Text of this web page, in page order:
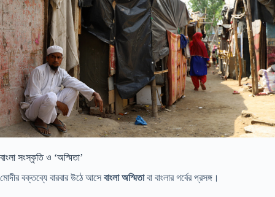
বাংলা সংস্কৃতি ও ‘অস্মিতা’
মোদীর বক্তব্যে বারবার উঠে আসে বাংলা অস্মিতাবা বাংলার গর্বের প্রসঙ্গ।